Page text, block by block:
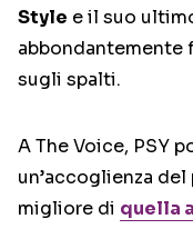
Style e il suo
abbondantemente
sugli spalti.
A The Voice, PSY
un’accoglienza
migliore di quella